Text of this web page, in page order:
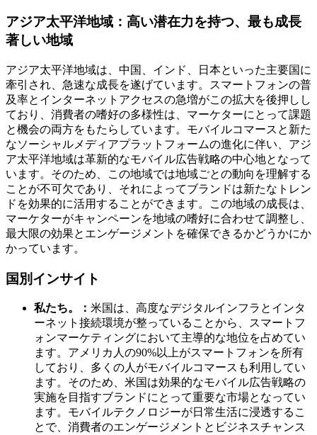
アジア太平洋地域：高い潜在力を持つ、最も成長
著しい地域
アジア太平洋地域は、中国、インド、日本といった主要国に
牽引され、急速な成長を遂げています。スマートフォンの普
及率とインターネットアクセスの急増がこの拡大を後押しし
ており、消費者の嗜好の多様性は、マーケターにとって課題
と機会の両方をもたらしています。モバイルコマースと新た
なソーシャルメディアプラットフォームの進化に伴い、アジ
ア太平洋地域は革新的なモバイル広告戦略の中心地となって
います。そのため、この地域では地域ごとの動向を理解する
ことが不可欠であり、それによってブランドは新たなトレン
ドを効果的に活用することができます。この地域の成長は、
マーケターがキャンペーンを地域の嗜好に合わせて調整し、
最大限の効果とエンゲージメントを確保できるかどうかにか
かっています。
国別インサイト
私たち。： 米国は、高度なデジタルインフラとインタ
ーネット接続環境が整っていることから、スマートフ
ォンマーケティングにおいて主導的な地位を占めてい
ます。アメリカ人の90%以上がスマートフォンを所有
しており、多くの人がモバイルコマースも利用してい
ます。そのため、米国は効果的なモバイル広告戦略の
実施を目指すブランドにとって重要な市場となってい
ます。モバイルテクノロジーが日常生活に浸透するこ
とで、消費者のエンゲージメントとビジネスチャンス